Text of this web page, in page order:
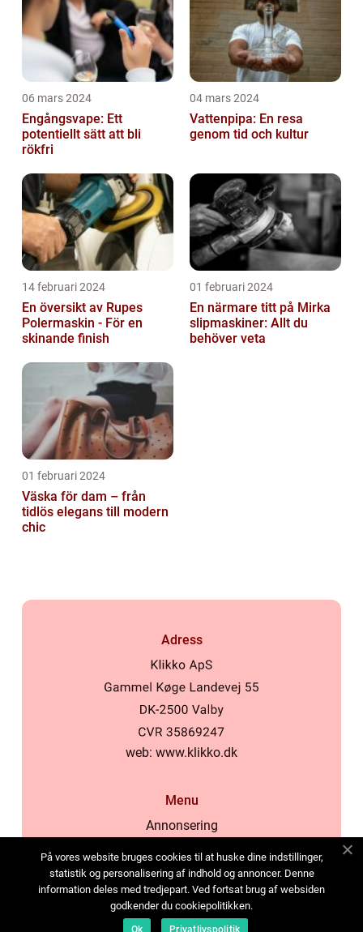
06 mars 2024
Engångsvape: Ett
potentiellt sätt att bli
rökfri
04 mars 2024
Vattenpipa: En resa
genom tid och kultur
14 februari 2024
En översikt av Rupes
Polermaskin - För en
skinande finish
01 februari 2024
En närmare titt på Mirka
slipmaskiner: Allt du
behöver veta
01 februari 2024
Väska för dam – från
tidlös elegans till modern
chic
Adress
web: www.klikko.dk
Menu
Annonsering
Cookies
Kontakta oss
Sitemap
På vores website bruges cookies til at huske dine indstillinger,
statistik og personalisering af indhold og annoncer. Denne
information deles med tredjepart. Ved fortsat brug af websiden
godkender du cookiepolitikken.
Ok Privatlivspolitik